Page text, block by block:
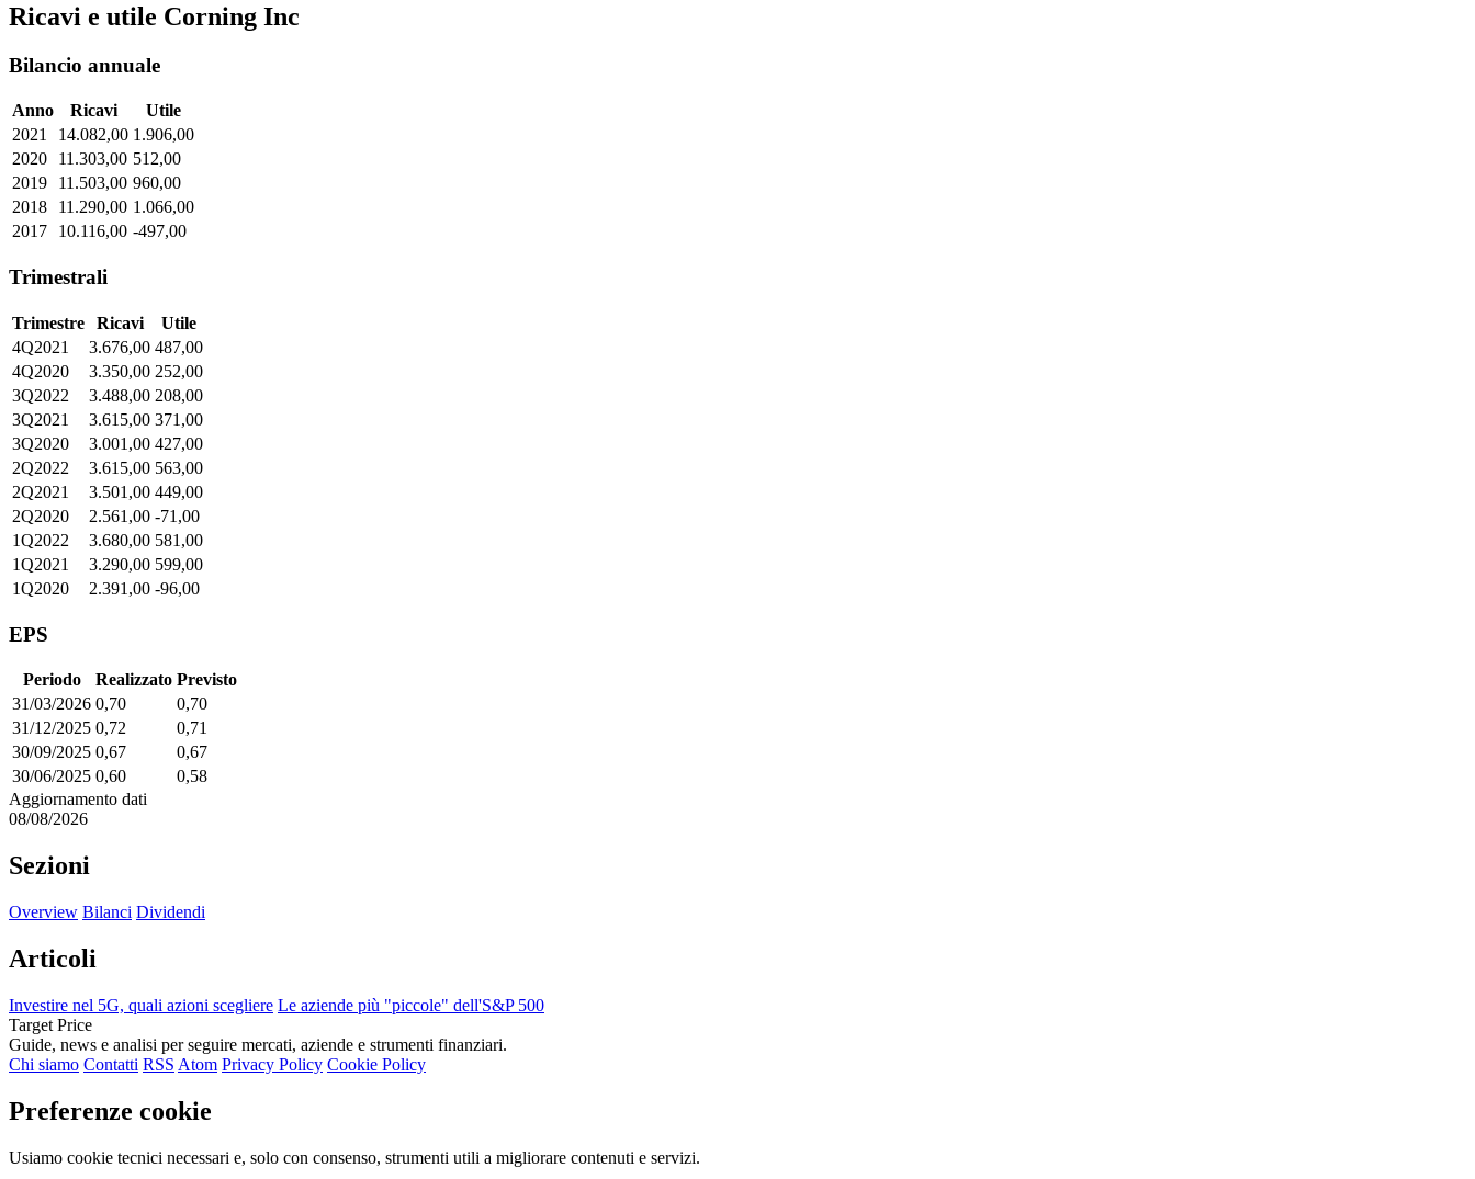
Ricavi e utile Corning Inc
Bilancio annuale
Anno Ricavi
Utile
2021
14.082,00 1.906,00
2020
11.303,00 512,00
2019
11.503,00 960,00
2018
11.290,00 1.066,00
2017
10.116,00 -497,00
Trimestrali
Trimestre Ricavi
Utile
4Q2021
3.676,00 487,00
4Q2020
3.350,00 252,00
3Q2022
3.488,00 208,00
3Q2021
3.615,00 371,00
3Q2020
3.001,00 427,00
2Q2022
3.615,00 563,00
2Q2021
3.501,00 449,00
2Q2020
2.561,00 -71,00
1Q2022
3.680,00 581,00
1Q2021
3.290,00 599,00
1Q2020
2.391,00 -96,00
EPS
Periodo Realizzato Previsto
31/03/2026 0,70
0,70
31/12/2025 0,72
0,71
30/09/2025 0,67
0,67
30/06/2025 0,60
0,58
Aggiornamento dati
08/08/2026
Sezioni
Overview Bilanci Dividendi
Articoli
Investire nel 5G, quali azioni scegliere Le aziende più "piccole" dell'S&P 500
Target Price
Guide, news e analisi per seguire mercati, aziende e strumenti finanziari.
Chi siamo Contatti RSS Atom Privacy Policy Cookie Policy
Preferenze cookie
Usiamo cookie tecnici necessari e, solo con consenso, strumenti utili a migliorare contenuti e servizi.